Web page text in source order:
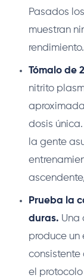
Pasados
muestran
rendimiento.
Tómalo de
nitrito
dosis
la gente
Prueba la
duras. Una
produce un
consistente
el